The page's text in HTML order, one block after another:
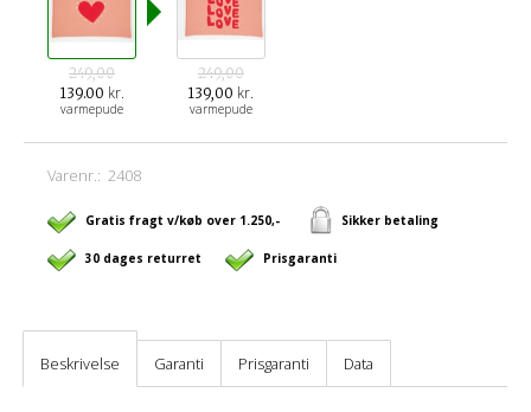
249,00
139.00 kr.
varmepude
249,00
139,00 kr.
varmepude
Varenr.:2408
Gratis fragt v/køb over 1.250,- Sikker betaling
30 dages returret Prisgaranti
Beskrivelse Garanti Prisgaranti Data